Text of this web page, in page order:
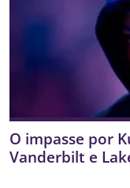
O impasse por
Vanderbilt e